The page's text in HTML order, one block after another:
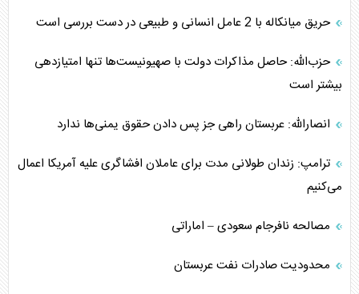
حریق میانکاله با 2 عامل انسانی و طبیعی در دست بررسی است
حزب‌الله: حاصل مذاکرات دولت با صهیونیست‌ها تنها امتیازدهی‌
بیشتر است
انصارالله: عربستان راهی جز پس دادن حقوق یمنی‌ها ندارد
ترامپ: زندان طولانی مدت برای عاملان افشاگری‌ علیه آمریکا اعمال
می‌کنیم
مصالحه نافرجام سعودی – اماراتی
محدودیت صادرات نفت عربستان